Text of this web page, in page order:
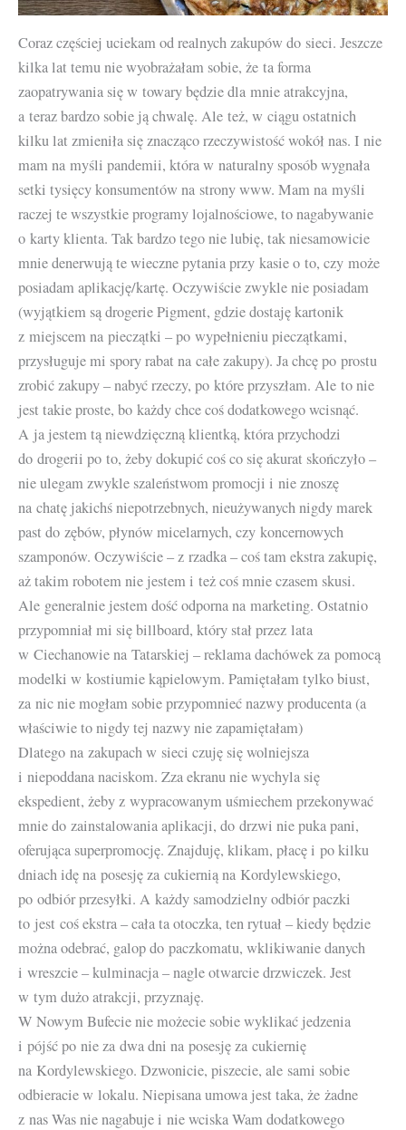
Coraz częściej uciekam od realnych zakupów do sieci. Jeszcze
kilka lat temu nie wyobrażałam sobie, że ta forma
zaopatrywania się w towary będzie dla mnie atrakcyjna,
a teraz bardzo sobie ją chwalę. Ale też, w ciągu ostatnich
kilku lat zmieniła się znacząco rzeczywistość wokół nas. I nie
mam na myśli pandemii, która w naturalny sposób wygnała
setki tysięcy konsumentów na strony www. Mam na myśli
raczej te wszystkie programy lojalnościowe, to nagabywanie
o karty klienta. Tak bardzo tego nie lubię, tak niesamowicie
mnie denerwują te wieczne pytania przy kasie o to, czy może
posiadam aplikację/kartę. Oczywiście zwykle nie posiadam
(wyjątkiem są drogerie Pigment, gdzie dostaję kartonik
z miejscem na pieczątki – po wypełnieniu pieczątkami,
przysługuje mi spory rabat na całe zakupy). Ja chcę po prostu
zrobić zakupy – nabyć rzeczy, po które przyszłam. Ale to nie
jest takie proste, bo każdy chce coś dodatkowego wcisnąć.
A ja jestem tą niewdzięczną klientką, która przychodzi
do drogerii po to, żeby dokupić coś co się akurat skończyło –
nie ulegam zwykle szaleństwom promocji i nie znoszę
na chatę jakichś niepotrzebnych, nieużywanych nigdy marek
past do zębów, płynów micelarnych, czy koncernowych
szamponów. Oczywiście – z rzadka – coś tam ekstra zakupię,
aż takim robotem nie jestem i też coś mnie czasem skusi.
Ale generalnie jestem dość odporna na marketing. Ostatnio
przypomniał mi się billboard, który stał przez lata
w Ciechanowie na Tatarskiej – reklama dachówek za pomocą
modelki w kostiumie kąpielowym. Pamiętałam tylko biust,
za nic nie mogłam sobie przypomnieć nazwy producenta (a
właściwie to nigdy tej nazwy nie zapamiętałam)
Dlatego na zakupach w sieci czuję się wolniejsza
i niepoddana naciskom. Zza ekranu nie wychyla się
ekspedient, żeby z wypracowanym uśmiechem przekonywać
mnie do zainstalowania aplikacji, do drzwi nie puka pani,
oferująca superpromocję. Znajduję, klikam, płacę i po kilku
dniach idę na posesję za cukiernią na Kordylewskiego,
po odbiór przesyłki. A każdy samodzielny odbiór paczki
to jest coś ekstra – cała ta otoczka, ten rytuał – kiedy będzie
można odebrać, galop do paczkomatu, wklikiwanie danych
i wreszcie – kulminacja – nagle otwarcie drzwiczek. Jest
w tym dużo atrakcji, przyznaję.
W Nowym Bufecie nie możecie sobie wyklikać jedzenia
i pójść po nie za dwa dni na posesję za cukiernię
na Kordylewskiego. Dzwonicie, piszecie, ale sami sobie
odbieracie w lokalu. Niepisana umowa jest taka, że żadne
z nas Was nie nagabuje i nie wciska Wam dodatkowego